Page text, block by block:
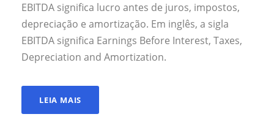
EBITDA significa lucro antes de juros, impostos,
depreciação e amortização. Em inglês, a sigla
EBITDA significa Earnings Before Interest, Taxes,
Depreciation and Amortization.
LEIA MAIS